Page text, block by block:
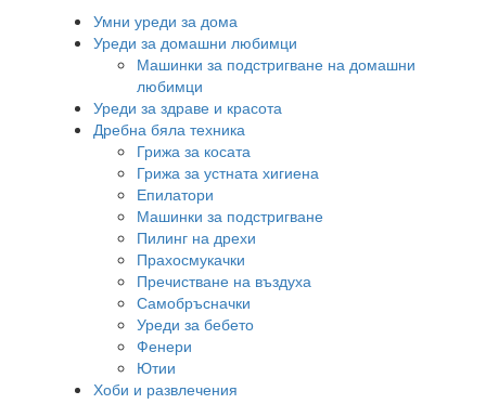
Умни уреди за дома
Уреди за домашни любимци
Машинки за подстригване на домашни
любимци
Уреди за здраве и красота
Дребна бяла техника
Грижа за косата
Грижа за устната хигиена
Епилатори
Машинки за подстригване
Пилинг на дрехи
Прахосмукачки
Пречистване на въздуха
Самобръсначки
Уреди за бебето
Фенери
Ютии
Хоби и развлечения